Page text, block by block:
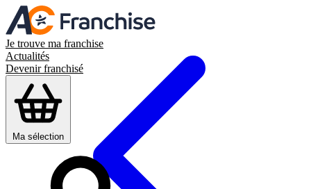
Je trouve ma franchise
Actualités
Devenir franchisé
Ma sélection